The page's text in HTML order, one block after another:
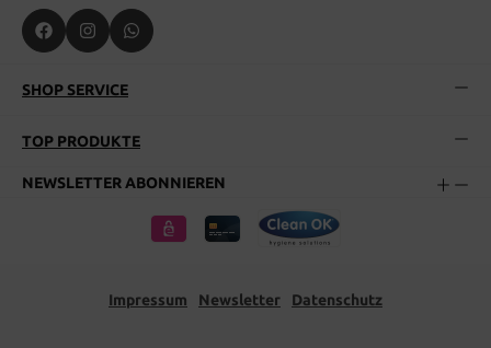
SHOP SERVICE
TOP PRODUKTE
NEWSLETTER ABONNIEREN
Impressum Newsletter Datenschutz